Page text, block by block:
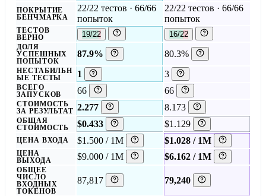
ПОКРЫТИЕ
БЕНЧМАРКА
22/22 тестов · 66/66
попыток
22/22 тестов · 66/66
попыток
ТЕСТОВ
ВЕРНО
19/22 16/22
ДОЛЯ
УСПЕШНЫХ
ПОПЫТОК
87.9% 80.3%
НЕСТАБИЛЬН
ЫЕ ТЕСТЫ
1 3
ВСЕГО
ЗАПУСКОВ
66 66
СТОИМОСТЬ
ЗА РЕЗУЛЬТАТ 2.277 8.173
ОБЩАЯ
СТОИМОСТЬ
$0.433 $1.129
ЦЕНА ВХОДА $1.500 / 1M $1.028 / 1M
ЦЕНА
ВЫХОДА
$9.000 / 1M $6.162 / 1M
ОБЩЕЕ
ЧИСЛО
ВХОДНЫХ
ТОКЕНОВ
87,817 79,240